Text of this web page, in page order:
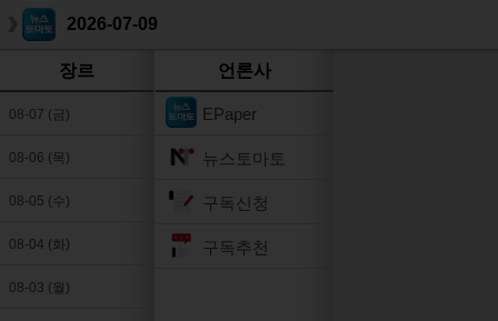
2026-07-09
장르
08-07 (금)
08-06 (목)
08-05 (수)
08-04 (화)
08-03 (월)
언론사
EPaper
뉴스토마토
구독신청
구독추천